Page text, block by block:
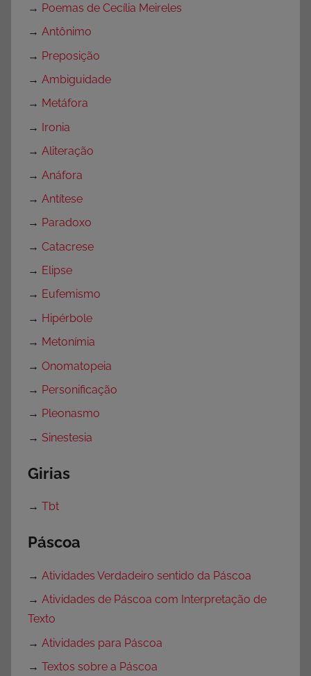
→ Poemas de Cecília Meireles
→ Antônimo
→ Preposição
→ Ambiguidade
→ Metáfora
→ Ironia
→ Aliteração
→ Anáfora
→ Antítese
→ Paradoxo
→ Catacrese
→ Elipse
→ Eufemismo
→ Hipérbole
→ Metonímia
→ Onomatopeia
→ Personificação
→ Pleonasmo
→ Sinestesia
Girias
→ Tbt
Páscoa
→ Atividades Verdadeiro sentido da Páscoa
→ Atividades de Páscoa com Interpretação de
Texto
→ Atividades para Páscoa
→ Textos sobre a Páscoa